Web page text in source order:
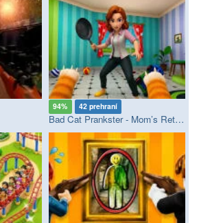
94% 42 prehraní
Bad Cat Prankster - Mom’s Return